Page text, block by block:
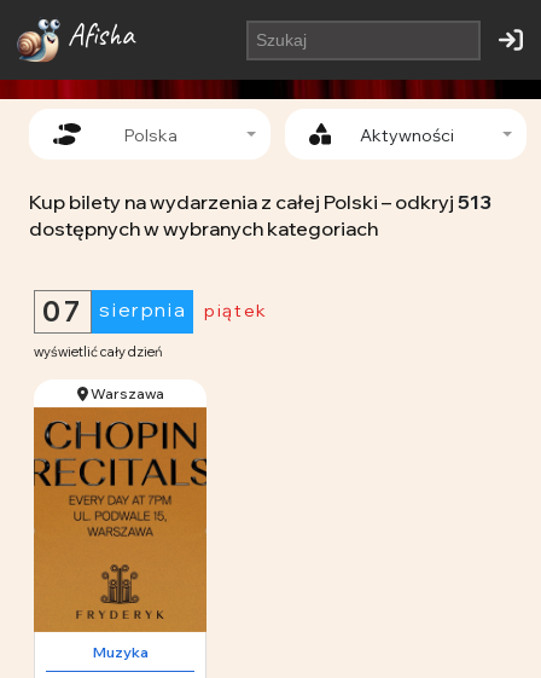
Afisha
Kup bilety na wydarzenia z całej Polski – odkryj 513
dostępnych w wybranych kategoriach
Polska Aktywności
piątek
sierpnia
07
wyświetlić cały dzień
Warszawa
Muzyka